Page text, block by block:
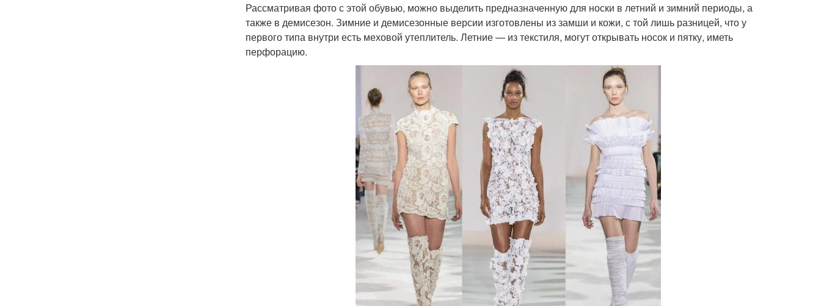
Рассматривая фото с этой обувью, можно выделить предназначенную для носки в летний и зимний периоды, а
также в демисезон. Зимние и демисезонные версии изготовлены из замши и кожи, с той лишь разницей, что у
первого типа внутри есть меховой утеплитель. Летние — из текстиля, могут открывать носок и пятку, иметь
перфорацию.